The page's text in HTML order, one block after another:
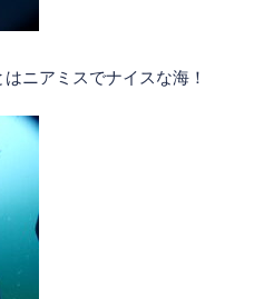
ニアミスでナイスな海！